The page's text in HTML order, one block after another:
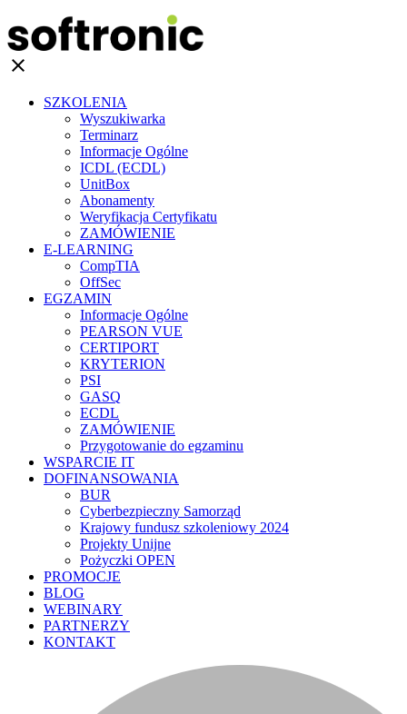
clear
SZKOLENIA
Wyszukiwarka
Terminarz
Informacje Ogólne
ICDL (ECDL)
UnitBox
Abonamenty
Weryfikacja Certyfikatu
ZAMÓWIENIE
E-LEARNING
CompTIA
OffSec
EGZAMIN
Informacje Ogólne
PEARSON VUE
CERTIPORT
KRYTERION
PSI
GASQ
ECDL
ZAMÓWIENIE
Przygotowanie do egzaminu
WSPARCIE IT
DOFINANSOWANIA
BUR
Cyberbezpieczny Samorząd
Krajowy fundusz szkoleniowy 2024
Projekty Unijne
Pożyczki OPEN
PROMOCJE
BLOG
WEBINARY
PARTNERZY
KONTAKT